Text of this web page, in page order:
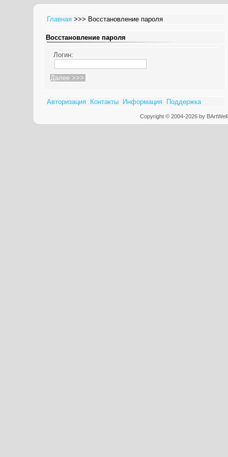
Главная >>> Восстановление пароля
Восстановление пароля
Логин:
Авторизация Контакты Информация Поддержка
Copyright © 2004-2026 by BArtWell